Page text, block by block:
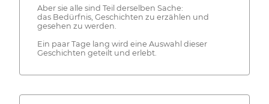
Aber sie alle sind Teil derselben Sache:
das Bedürfnis, Geschichten zu erzählen und
gesehen zu werden.
Ein paar Tage lang wird eine Auswahl dieser
Geschichten geteilt und erlebt.